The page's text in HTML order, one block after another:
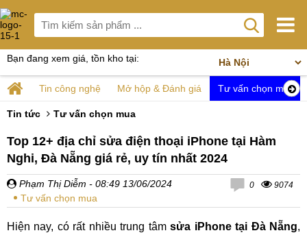
Bạn đang xem giá, tồn kho tại:
Tin công nghệ Mở hộp & Đánh giá Tư vấn chọn mua
Tin tức Tư vấn chọn mua
Top 12+ địa chỉ sửa điện thoại iPhone tại Hàm
Nghi, Đà Nẵng giá rẻ, uy tín nhất 2024
Phạm Thị Diễm - 08:49 13/06/2024
Tư vấn chọn mua
0 9074
Hiện nay, có rất nhiều trung tâmsửa iPhone tại Đà Nẵng,